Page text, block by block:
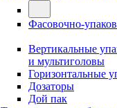
Фасовочно-
Вертикальные
и мультиголовы
Горизонтальные
Дозаторы
Дой пак